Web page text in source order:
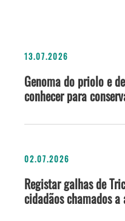
13.07.2026
Genoma do priolo e
conhecer para
02.07.2026
Registar galhas de
cidadãos chamados